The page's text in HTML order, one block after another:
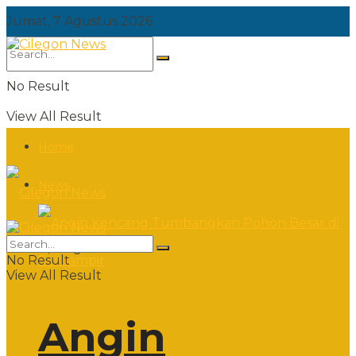
Jumat, 7 Agustus 2026
No Result
View All Result
Angin
Jumat, 7 Agustus 2026
No Result
View All Result